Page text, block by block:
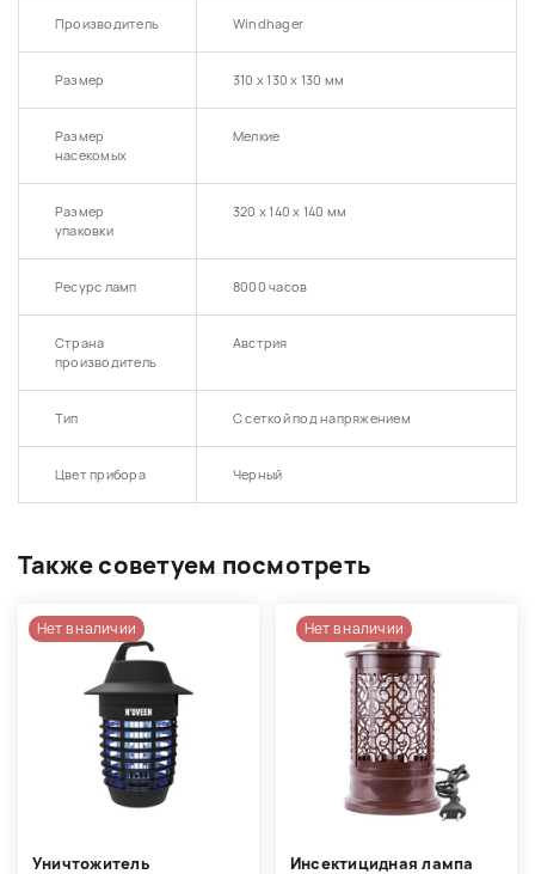
Производитель Windhager
Размер 310 x 130 х 130 мм
Размер
насекомых
Мелкие
Размер
упаковки
320 х 140 х 140 мм
Ресурс ламп 8000 часов
Страна
производитель
Австрия
Тип С сеткой под напряжением
Цвет прибора Черный
Также советуем посмотреть
Нет в наличии
Уничтожитель
Нет в наличии
Инсектицидная лампа